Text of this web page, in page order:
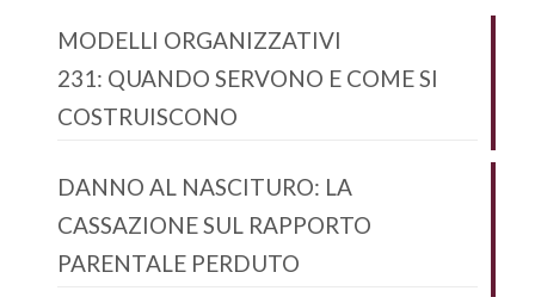
MODELLI ORGANIZZATIVI
231: QUANDO SERVONO E COME SI
COSTRUISCONO
DANNO AL NASCITURO: LA
CASSAZIONE SUL RAPPORTO
PARENTALE PERDUTO